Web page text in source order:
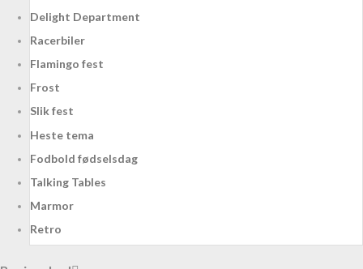
Delight Department
Racerbiler
Flamingo fest
Frost
Slik fest
Heste tema
Fodbold fødselsdag
Talking Tables
Marmor
Retro